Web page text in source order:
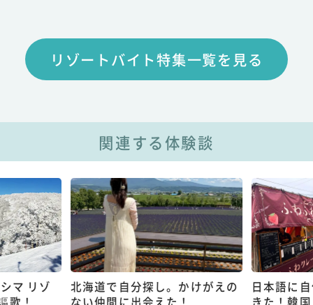
リゾートバイト特集一覧を見る
関連する体験談
マ リゾ
歌！
北海道で自分探し。かけがえの
ない仲間に出会えた！
日本語に
きた！韓